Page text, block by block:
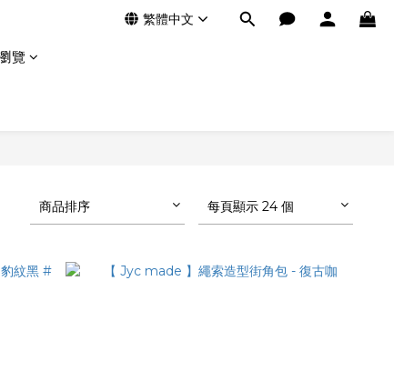
繁體中文
覽
商品排序 每頁顯示 24 個